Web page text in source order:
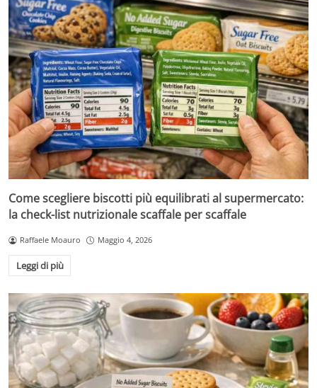
Come scegliere biscotti più equilibrati al supermercato:
la check-list nutrizionale scaffale per scaffale
Raffaele Moauro Maggio 4, 2026
Leggi di più